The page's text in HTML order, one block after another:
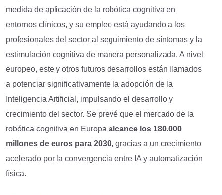
medida de aplicación de la robótica cognitiva en
entornos clínicos, y su empleo está ayudando a los
profesionales del sector al seguimiento de síntomas y la
estimulación cognitiva de manera personalizada. A nivel
europeo, este y otros futuros desarrollos están llamados
a potenciar significativamente la adopción de la
Inteligencia Artificial, impulsando el desarrollo y
crecimiento del sector. Se prevé que el mercado de la
robótica cognitiva en Europa alcance los 180.000
millones de euros para 2030, gracias a un crecimiento
acelerado por la convergencia entre IA y automatización
física.